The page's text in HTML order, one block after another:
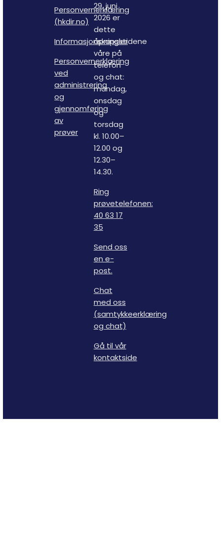
Personvernerklæring
(hkdir.no)
Informasjonskapsler
Personvernerklæring
ved
administrering
og
gjennomføring
av
prøver
29. juni
2026 er
dette
åpningstidene
våre på
telefon
og chat:
mandag,
onsdag
og
torsdag
kl. 10.00–
12.00 og
12.30–
14.30.
Ring
prøvetelefonen:
40 63 17
35
Send oss
en e-
post.
Chat
med oss
(samtykkeerklæring
og chat)
Gå til vår
kontaktside